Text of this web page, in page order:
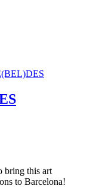
bring this art
to Barcelona!